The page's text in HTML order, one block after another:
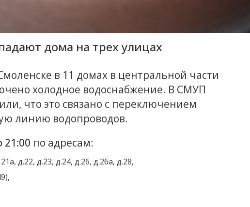
дома на трех улицах
в 11 домах в центральной части
холодное водоснабжение. В СМУП
что это связано с переключением
линию водопроводов.
21:00 по адресам:
д.22, д.23, д.24, д.26, д.26а, д.28,